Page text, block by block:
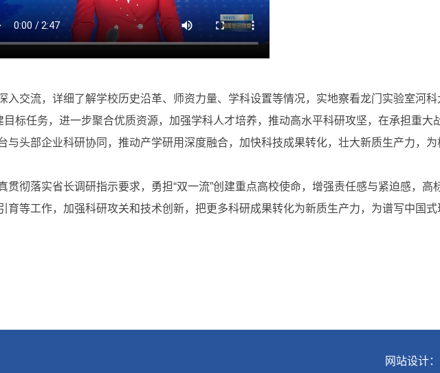
入交流，详细了解学校历史沿革、师资力量、学科设置等情况，实地察看龙门实验室河
标任务，进一步聚合优质资源，加强学科人才培养，推动高水平科研攻坚，在承担重大
与头部企业科研协同，推动产学研用深度融合，加快科技成果转化，壮大新质生产力，
彻落实省长调研指示要求，勇担“双一流”创建重点高校使命，增强责任感与紧迫感，高
育等工作，加强科研攻关和技术创新，把更多科研成果转化为新质生产力，为谱写中国
网站设计